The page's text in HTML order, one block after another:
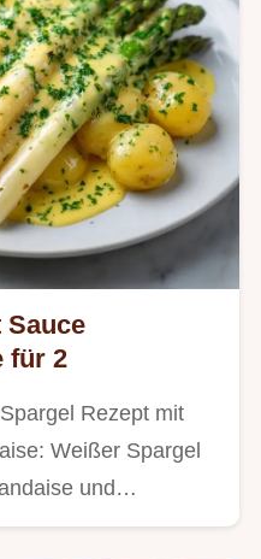
für 2
Rezept mit
Weißer Spargel
und…